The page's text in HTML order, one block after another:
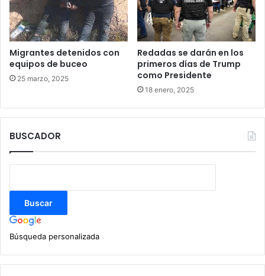
Migrantes detenidos con
equipos de buceo
25 marzo, 2025
Redadas se darán en los
primeros días de Trump
como Presidente
18 enero, 2025
BUSCADOR
Búsqueda personalizada